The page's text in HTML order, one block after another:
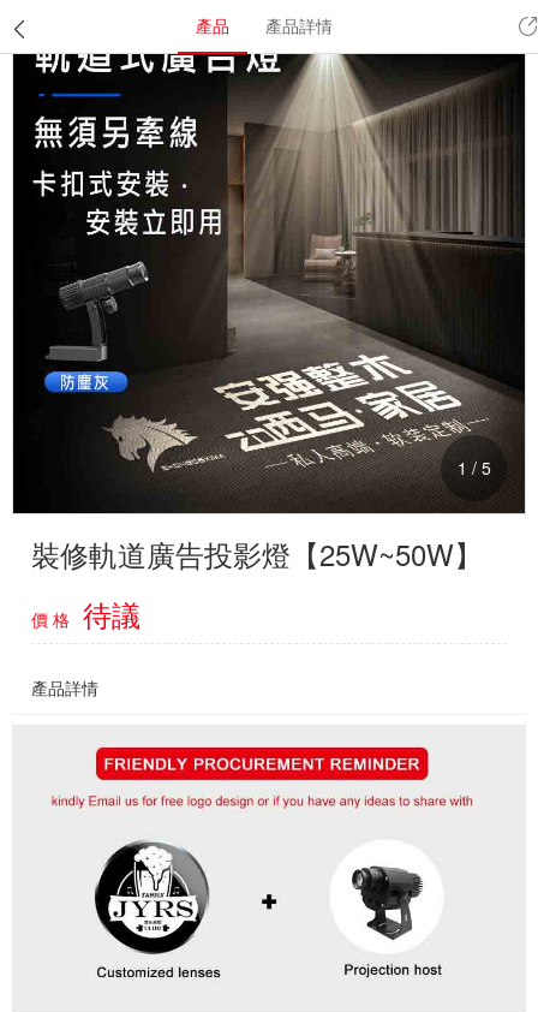
產品 產品詳情
1 / 5
裝修軌道廣告投影燈【25W~50W】
價 格 待議
產品詳情